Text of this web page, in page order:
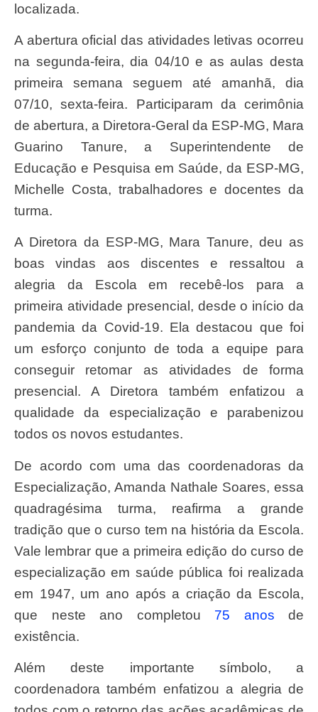
localizada.
A abertura oficial das atividades letivas ocorreu
na segunda-feira, dia 04/10 e as aulas desta
primeira semana seguem até amanhã, dia
07/10, sexta-feira. Participaram da cerimônia
de abertura, a Diretora-Geral da ESP-MG, Mara
Guarino Tanure, a Superintendente de
Educação e Pesquisa em Saúde, da ESP-MG,
Michelle Costa, trabalhadores e docentes da
turma.
A Diretora da ESP-MG, Mara Tanure, deu as
boas vindas aos discentes e ressaltou a
alegria da Escola em recebê-los para a
primeira atividade presencial, desde o início da
pandemia da Covid-19. Ela destacou que foi
um esforço conjunto de toda a equipe para
conseguir retomar as atividades de forma
presencial. A Diretora também enfatizou a
qualidade da especialização e parabenizou
todos os novos estudantes.
De acordo com uma das coordenadoras da
Especialização, Amanda Nathale Soares, essa
quadragésima turma, reafirma a grande
tradição que o curso tem na história da Escola.
Vale lembrar que a primeira edição do curso de
especialização em saúde pública foi realizada
em 1947, um ano após a criação da Escola,
que neste ano completou 75 anos de
existência.
Além deste importante símbolo, a
coordenadora também enfatizou a alegria de